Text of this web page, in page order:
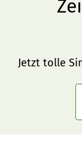
Jetzt tolle